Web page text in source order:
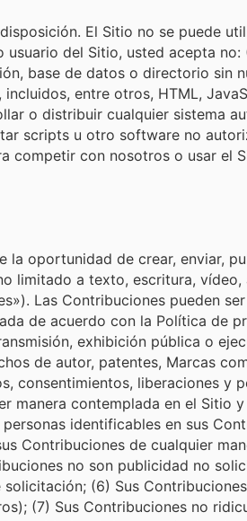
El Sitio no se puede
del Sitio, usted acepta no:
base de datos o directorio sin
entre otros, HTML,
o distribuir cualquier sistema
scripts u otro software no
competir con nosotros o usar el
oportunidad de crear, enviar,
limitado a texto, escritura,
Las Contribuciones pueden
de acuerdo con la Política de
exhibición pública o
de autor, patentes, Marcas
consentimientos, liberaciones y
contemplada en el Sitio
identificables en sus
Contribuciones de cualquier
no son publicidad no
(6) Sus
(7) Sus Contribuciones no